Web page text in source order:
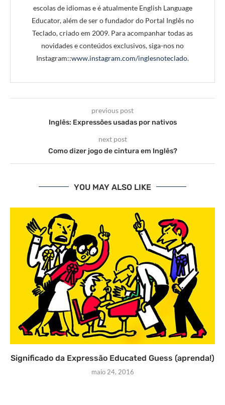
escolas de idiomas e é atualmente English Language
Educator, além de ser o fundador do Portal Inglês no
Teclado, criado em 2009. Para acompanhar todas as
novidades e conteúdos exclusivos, siga-nos no
Instagram::www.instagram.com/inglesnoteclado.
previous post
Inglês: Expressões usadas por nativos
next post
Como dizer jogo de cintura em Inglês?
YOU MAY ALSO LIKE
Significado da Expressão Educated Guess (aprenda!)
maio 24, 2016